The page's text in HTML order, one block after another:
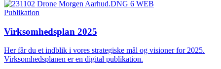
Publikation
Virksomhedsplan 2025
Her får du et indblik i vores strategiske mål og visioner for 2025.
Virksomhedsplanen er en digital publikation.